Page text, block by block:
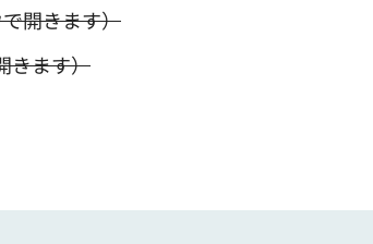
開きます）
きます）